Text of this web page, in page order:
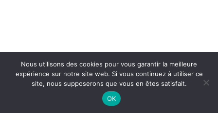
On Air : COLEMAN HAWKINS
Don't blame me
Nous utilisons des cookies pour vous garantir la meilleure
expérience sur notre site web. Si vous continuez à utiliser ce
site, nous supposerons que vous en êtes satisfait.
OK